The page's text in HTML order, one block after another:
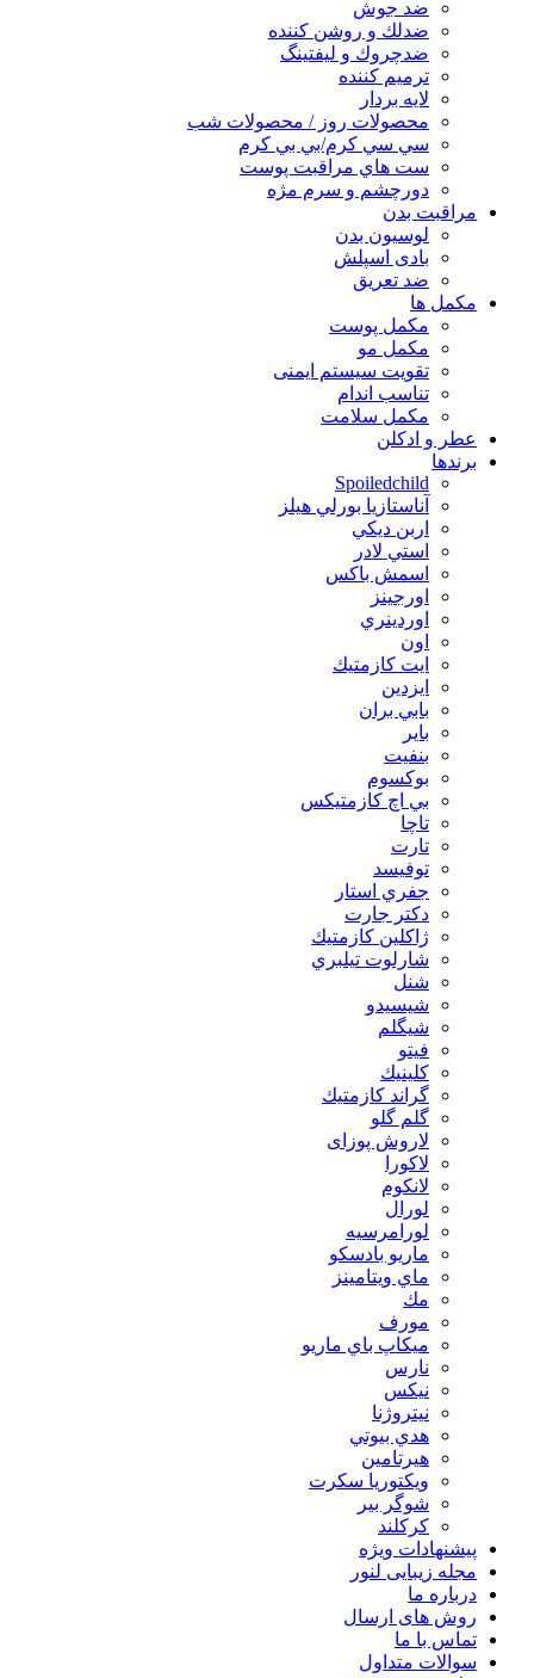
ضد جوش
ضدلك و روشن كننده
ضدچروك و ليفتينگ
ترميم كننده
لايه بردار
محصولات روز / محصولات شب
سي سي كرم/بي بي كرم
ست هاي مراقبت پوست
دورچشم و سرم مژه
مراقبت بدن
لوسیون بدن
بادی اسپلش
ضد تعریق
مكمل ها
مکمل پوست
مکمل مو
تقویت سیستم ایمنی
تناسب اندام
مکمل سلامت
عطر و ادکلن
برندها
Spoiledchild
آناستازيا بورلي هيلز
اربن ديكي
استي لادر
اسمش باكس
اورجينز
اوردينري
اون
ايت كازمتيك
ايزدين
بابي بران
بایر
بنفيت
بوكسوم
بي اچ كازمتيكس
تاچا
تارت
توفيسد
جفري استار
دكتر جارت
ژاكلين كازمتيك
شارلوت تيلبري
شنل
شيسيدو
شیگلم
فيتو
كلينيك
گراند كازمتيك
گلم گلو
لاروش پوزای
لاكورا
لانكوم
لورال
لورامرسيه
ماريو بادسكو
ماي ويتامينز
مك
مورف
ميكاپ باي ماريو
نارس
نيكس
نیتروژنا
هدي بيوتي
هیرتامین
ویکتوریا سکرت
شوگر بير
کرکلند
پیشنهادات ویژه
مجله زیبایی لنور
درباره ما
روش های ارسال
تماس با ما
سوالات متداول